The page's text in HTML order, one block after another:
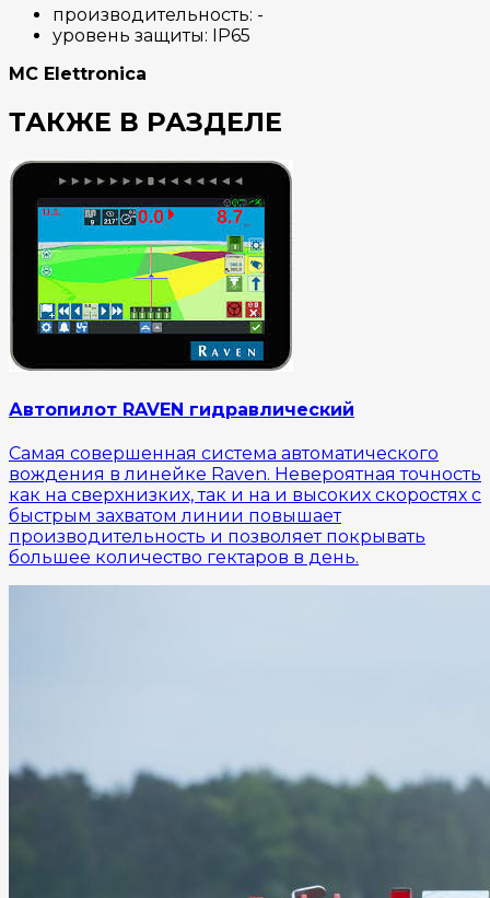
производительность: -
уровень защиты: IP65
MC Elettronica
ТАКЖЕ В РАЗДЕЛЕ
Автопилот RAVEN гидравлический
Самая совершенная система автоматического
вождения в линейке Raven. Невероятная точность
как на сверхнизких, так и на и высоких скоростях с
быстрым захватом линии повышает
производительность и позволяет покрывать
большее количество гектаров в день.